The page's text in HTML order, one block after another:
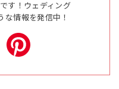
す！ウェディング
な情報を発信中！